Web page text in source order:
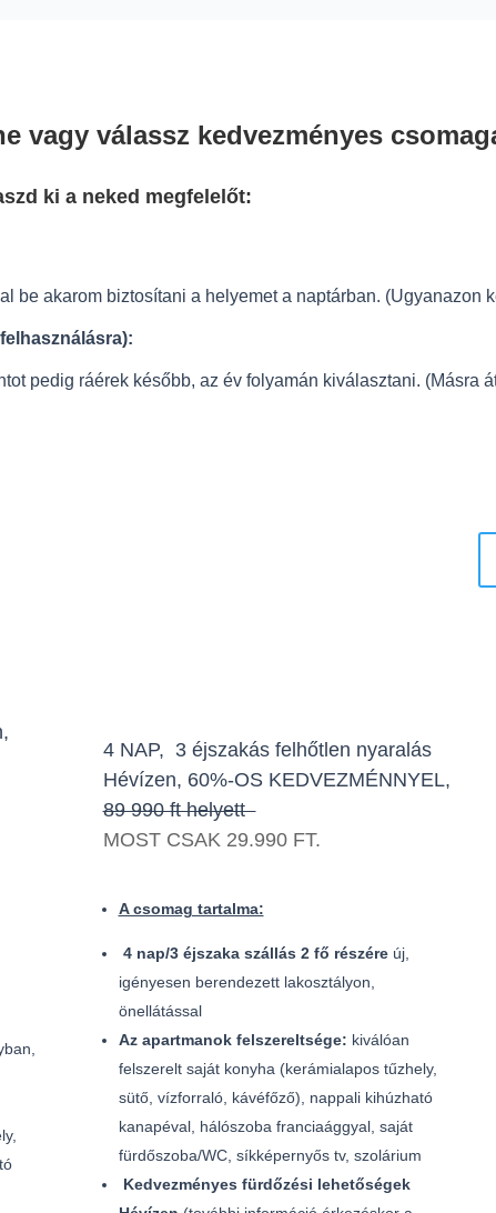
vagy válassz kedvezményes
ki a neked megfelelőt:
be akarom biztosítani a helyemet a naptárban. (Ugyanazon
pedig ráérek később, az év folyamán kiválasztani. (Másra
4 NAP, 3 éjszakás felhőtlen nyaralás
Hévízen, 60%-OS KEDVEZMÉNNYEL,
89 990 ft helyett
MOST CSAK 29.990 FT.
A csomag tartalma:
4 nap/3 éjszaka szállás 2 fő részéreúj,
igényesen berendezett lakosztályon,
önellátással
Az apartmanok felszereltsége: kiválóan
felszerelt saját konyha (kerámialapos tűzhely,
sütő, vízforraló, kávéfőző), nappali kihúzható
kanapéval, hálószoba franciaággyal, saját
fürdőszoba/WC, síkképernyős tv, szolárium
Kedvezményes fürdőzési lehetőségek